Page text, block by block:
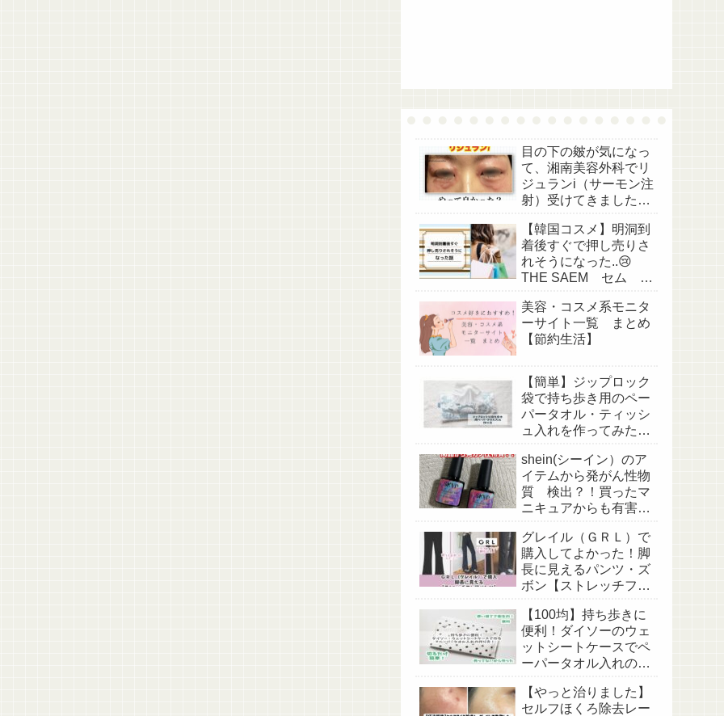
目の下の皴が気になっ
て、湘南美容外科でリ
ジュランi（サーモン注
射）受けてきました。
【韓国コスメ】明洞到
着後すぐで押し売りさ
れそうになった..😢
THE SAEM セム に
害＆対策）
美容・コスメ系モニタ
ーサイト一覧 まとめ
【節約生活】
【簡単】ジップロック
袋で持ち歩き用のペー
パータオル・ティッシ
ュ入れを作ってみた！
shein(シーイン）のア
イテムから発がん性物
質 検出？！買ったマ
ニキュアからも有害物
グレイル（ＧＲＬ）で
購入してよかった！脚
長に見えるパンツ・ズ
ボン【ストレッチフレ
果】
【100均】持ち歩きに
便利！ダイソーのウェ
ットシートケースでペ
ーパータオル入れの作
ア・リメイク】
【やっと治りました】
セルフほくろ除去レー